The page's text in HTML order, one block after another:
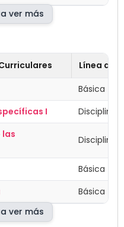
Línea de
Básica
I
Disciplinar
las
Disciplinar
Básica
Básica